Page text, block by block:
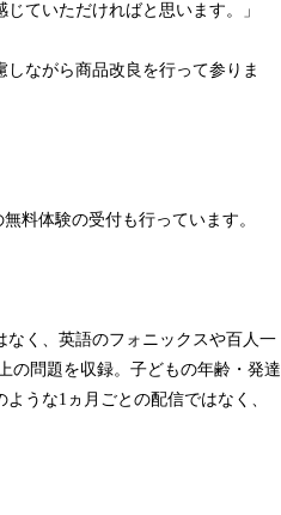
ていただければと思います。」
ながら商品改良を行って参りま
料体験の受付も行っています。
なく、英語のフォニックスや百人一
の問題を収録。子どもの年齢・発達
うな1ヵ月ごとの配信ではなく、